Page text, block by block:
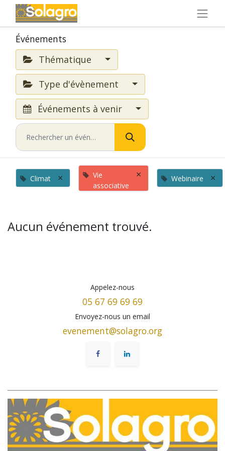
Événements
Thématique
Type d'évènement
Événements à venir
Climat ×
Vie
associative
× Webinaire ×
Aucun événement trouvé.
Appelez-nous
05 67 69 69 69
Envoyez-nous un email
evenement@solagro.org